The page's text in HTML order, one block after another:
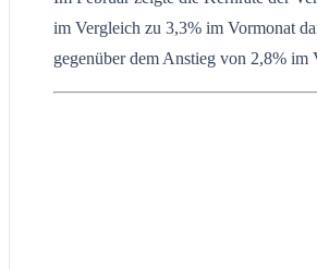
im Vergleich zu 3,3% im Vormonat
gegenüber dem Anstieg von 2,8% im